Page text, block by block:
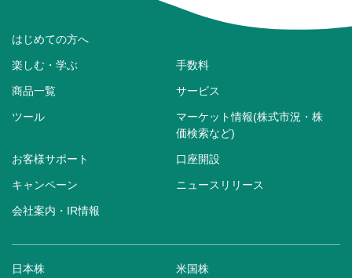
はじめての方へ
楽しむ・学ぶ 手数料
商品一覧 サービス
ツール
マーケット情報(株式市況・株
価検索など)
お客様サポート 口座開設
キャンペーン ニュースリリース
会社案内・IR情報
日本株 米国株